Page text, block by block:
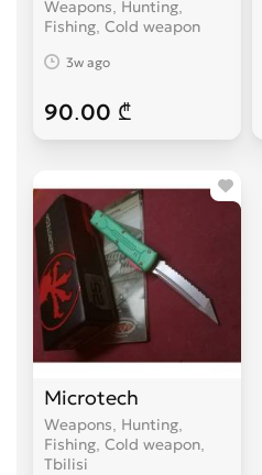
Weapons, Hunting,
Fishing, Cold weapon
3w ago
90.00 ₾
Microtech
Weapons, Hunting,
Fishing, Cold weapon
Tbilisi